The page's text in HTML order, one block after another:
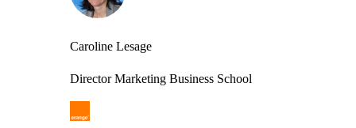
Caroline Lesage
Director Marketing Business School